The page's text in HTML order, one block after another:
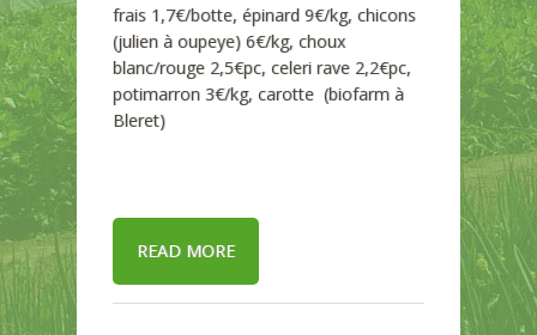
frais 1,7€/botte, épinard 9€/kg, chicons
(julien à oupeye) 6€/kg, choux
blanc/rouge 2,5€pc, celeri rave 2,2€pc,
potimarron 3€/kg, carotte (biofarm à
Bleret)
READ MORE